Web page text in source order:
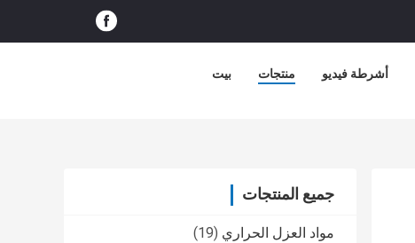
بيت منتجات أشرطة فيديو
جميع المنتجات
مواد العزل الحراري (19)